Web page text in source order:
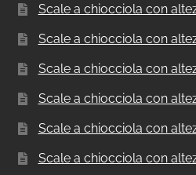
Scale a chiocciola con
Scale a chiocciola con
Scale a chiocciola con
Scale a chiocciola con
Scale a chiocciola con
Scale a chiocciola con